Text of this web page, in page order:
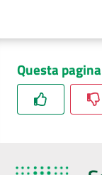
Questa